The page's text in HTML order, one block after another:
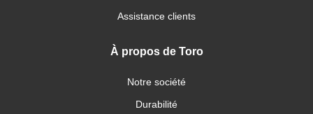
Assistance clients
À propos de Toro
Notre société
Durabilité